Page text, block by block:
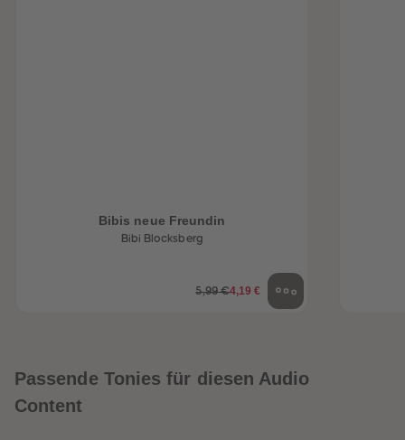
Bibis neue Freundin
Bibi Blocksberg
5,99 €4,19 €
Passende Tonies für diesen Audio
Content